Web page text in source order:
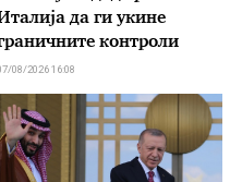
да ги укине
контроли
08/2026 16:08